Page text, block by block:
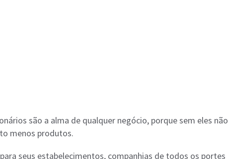
são a alma de qualquer negócio, porque sem eles não
menos produtos.
seus estabelecimentos, companhias de todos os portes